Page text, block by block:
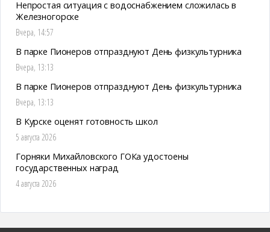
Непростая ситуация с водоснабжением сложилась в
Железногорске
Вчера, 14:57
В парке Пионеров отпразднуют День физкультурника
Вчера, 13:13
В парке Пионеров отпразднуют День физкультурника
Вчера, 13:13
В Курске оценят готовность школ
5 августа 2026
Горняки Михайловского ГОКа удостоены
государственных наград
4 августа 2026